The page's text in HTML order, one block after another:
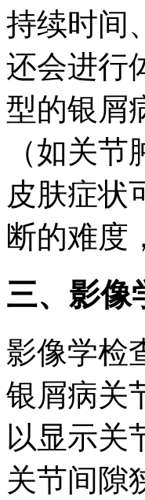
持续时间
还会进行
型的银屑
（如关
皮肤症状
断的难度
三、影像
影像学检
银屑病关
以显示关
关节间隙